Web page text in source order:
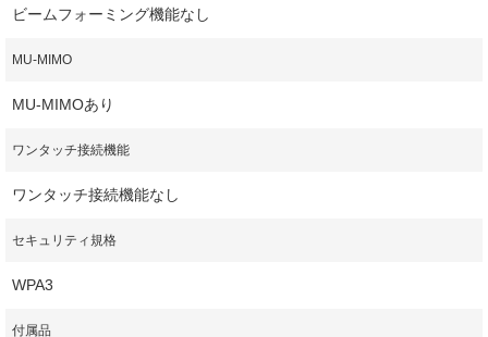
ビームフォーミング機能なし
MU-MIMO
MU-MIMOあり
ワンタッチ接続機能
ワンタッチ接続機能なし
セキュリティ規格
WPA3
付属品